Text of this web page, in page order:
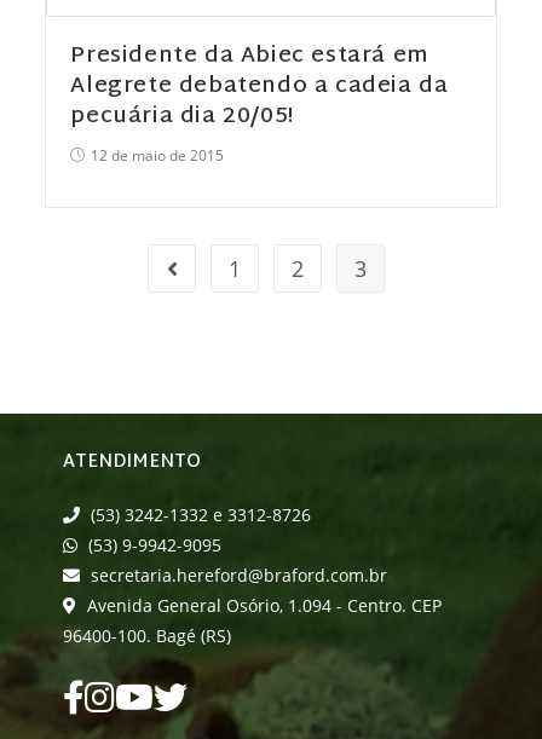
Presidente da Abiec estará em
Alegrete debatendo a cadeia da
pecuária dia 20/05!
12 de maio de 2015
1 2 3
ATENDIMENTO
(53) 3242-1332 e 3312-8726
(53) 9-9942-9095
secretaria.hereford@braford.com.br
Avenida General Osório, 1.094 - Centro. CEP
96400-100. Bagé (RS)